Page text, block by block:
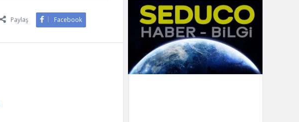
Paylaş Facebook
Adv
234x60